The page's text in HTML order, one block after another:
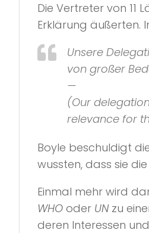
Die Vertreter von 11
Erklärung äußerten.
Unsere
von großer
—
(Our
relevance for
Boyle beschuldigt
wussten, dass sie die
Einmal mehr wird
WHO oder UN zu
deren Interessen